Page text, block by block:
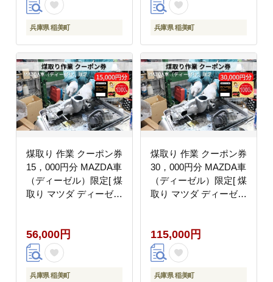
兵庫県 稲美町 兵庫県 稲美町
煤取り 作業 クーポン券
15，000円分 MAZDA車
（ディーゼル）限定[ 煤
取り マツダ ディーゼル
56,000円
兵庫県 稲美町
煤取り 作業 クーポン券
30，000円分 MAZDA車
（ディーゼル）限定[ 煤
取り マツダ ディーゼル
115,000円
兵庫県 稲美町